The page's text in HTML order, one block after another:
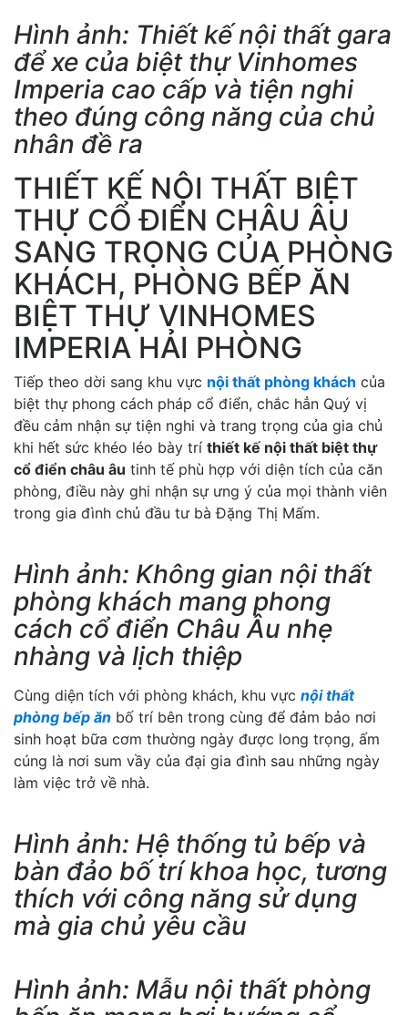
Hình ảnh: Thiết kế nội thất gara
để xe của biệt thự Vinhomes
Imperia cao cấp và tiện nghi
theo đúng công năng của chủ
nhân đề ra
THIẾT KẾ NỘI THẤT BIỆT
THỰ CỔ ĐIỂN CHÂU ÂU
SANG TRỌNG CỦA PHÒNG
KHÁCH, PHÒNG BẾP ĂN
BIỆT THỰ VINHOMES
IMPERIA HẢI PHÒNG
Tiếp theo dời sang khu vực nội thất phòng khách của
biệt thự phong cách pháp cổ điển, chắc hẳn Quý vị
đều cảm nhận sự tiện nghi và trang trọng của gia chủ
khi hết sức khéo léo bày trí thiết kế nội thất biệt thự
cổ điển châu âu tinh tế phù hợp với diện tích của căn
phòng, điều này ghi nhận sự ưng ý của mọi thành viên
trong gia đình chủ đầu tư bà Đặng Thị Mấm.
Hình ảnh: Không gian nội thất
phòng khách mang phong
cách cổ điển Châu Âu nhẹ
nhàng và lịch thiệp
Cùng diện tích với phòng khách, khu vực nội thất
phòng bếp ăn bố trí bên trong cùng để đảm bảo nơi
sinh hoạt bữa cơm thường ngày được long trọng, ấm
cúng là nơi sum vầy của đại gia đình sau những ngày
làm việc trở về nhà.
Hình ảnh: Hệ thống tủ bếp và
bàn đảo bố trí khoa học, tương
thích với công năng sử dụng
mà gia chủ yêu cầu
Hình ảnh: Mẫu nội thất phòng